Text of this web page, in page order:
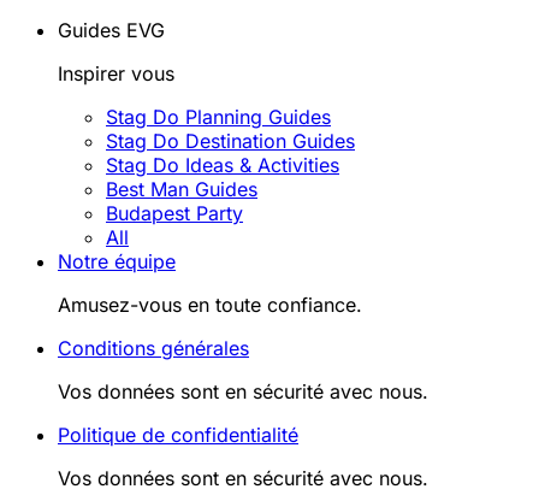
Guides EVG
Inspirer vous
Stag Do Planning Guides
Stag Do Destination Guides
Stag Do Ideas & Activities
Best Man Guides
Budapest Party
All
Notre équipe
Amusez-vous en toute confiance.
Conditions générales
Vos données sont en sécurité avec nous.
Politique de confidentialité
Vos données sont en sécurité avec nous.